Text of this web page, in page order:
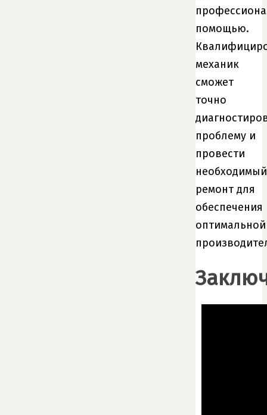
помощью.
механик
сможет
точно
проблему и
провести
необходимый
ремонт для
обеспечения
оптимальной